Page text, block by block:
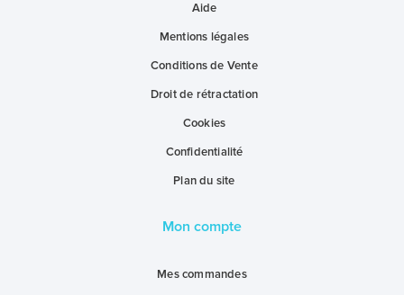
Aide
Mentions légales
Conditions de Vente
Droit de rétractation
Cookies
Confidentialité
Plan du site
Mon compte
Mes commandes